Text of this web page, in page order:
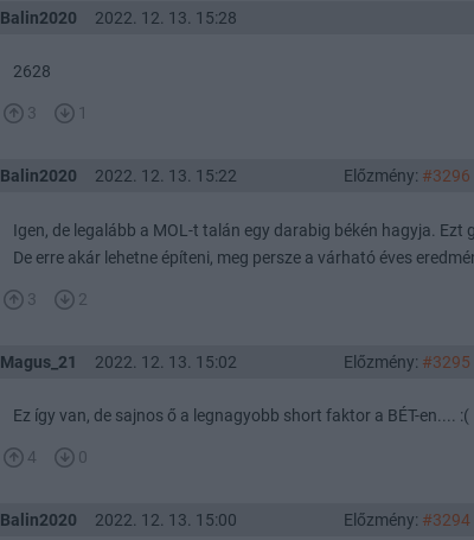
Balin2020 2022. 12. 13. 15:28
2628
3 1
Balin2020 2022. 12. 13. 15:22 Előzmény: #3296
Igen, de legalább a MOL-t talán egy darabig békén hagyja.
De erre akár lehetne építeni, meg persze a várható éves
3 2
Magus_21 2022. 12. 13. 15:02 Előzmény: #3295
Ez így van, de sajnos ő a legnagyobb short faktor a BÉT-en.... :(
4 0
Balin2020 2022. 12. 13. 15:00 Előzmény: #3294